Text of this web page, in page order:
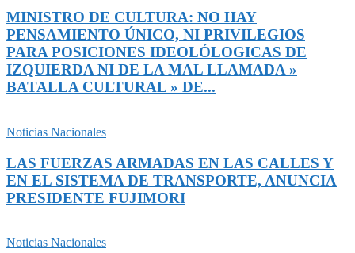
MINISTRO DE CULTURA: NO HAY
PENSAMIENTO ÚNICO, NI PRIVILEGIOS
PARA POSICIONES IDEOLÓLOGICAS DE
IZQUIERDA NI DE LA MAL LLAMADA »
BATALLA CULTURAL » DE...
Noticias Nacionales
LAS FUERZAS ARMADAS EN LAS CALLES Y
EN EL SISTEMA DE TRANSPORTE, ANUNCIA
PRESIDENTE FUJIMORI
Noticias Nacionales